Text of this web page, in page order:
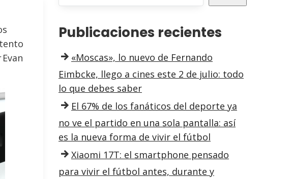
Evan
Publicaciones recientes
«Moscas», lo nuevo de Fernando
Eimbcke, llego a cines este 2 de julio: todo
lo que debes saber
El 67% de los fanáticos del deporte ya
no ve el partido en una sola pantalla: así
es la nueva forma de vivir el fútbol
Xiaomi 17T: el smartphone pensado
para vivir el fútbol antes, durante y